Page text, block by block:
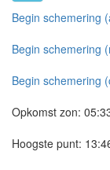
Begin schemering
Begin schemering
Begin schemering
Opkomst zon:
Hoogste punt: